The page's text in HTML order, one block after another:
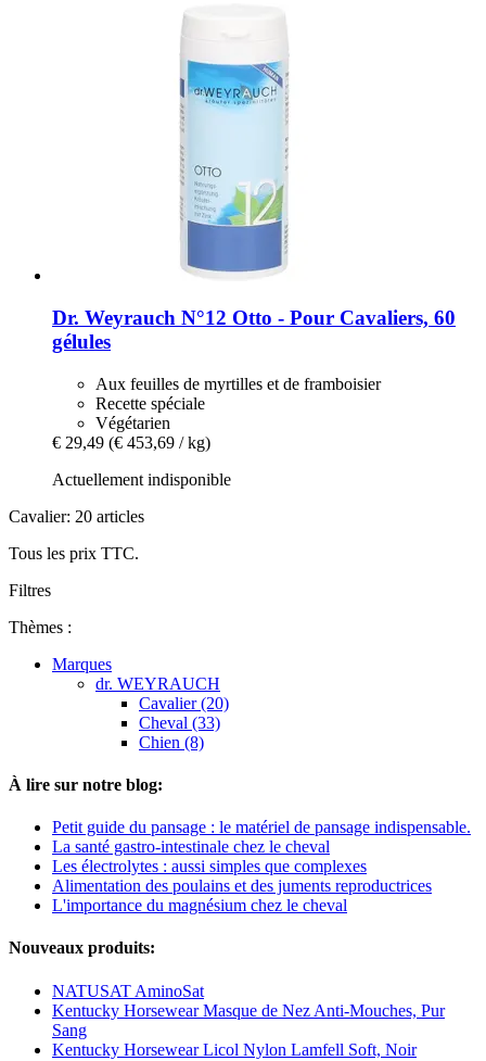
Dr. Weyrauch N°12 Otto -​ Pour Cavaliers, 60
gélules
Aux feuilles de myrtilles et de framboisier
Recette spéciale
Végétarien
€ 29,49 (€ 453,69 / kg)
Actuellement indisponible
Cavalier: 20 articles
Tous les prix TTC.
Filtres
Thèmes :
Marques
dr. WEYRAUCH
Cavalier (20)
Cheval (33)
Chien (8)
À lire sur notre blog:
Petit guide du pansage : le matériel de pansage indispensable.
La santé gastro-intestinale chez le cheval
Les électrolytes : aussi simples que complexes
Alimentation des poulains et des juments reproductrices
L'importance du magnésium chez le cheval
Nouveaux produits:
NATUSAT AminoSat
Kentucky Horsewear Masque de Nez Anti-Mouches, Pur
Sang
Kentucky Horsewear Licol Nylon Lamfell Soft, Noir